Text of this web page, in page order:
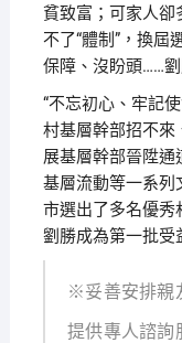
貧致富；可家人卻
不了“體制”，換屆
保障、沒盼頭……劉
“不忘初心、牢記
村基層幹部招不來
展基層幹部晉陞通
基層流動等一系列
市選出了多名優秀
劉勝成為第一批受
※妥善安排親
提供專人諮詢